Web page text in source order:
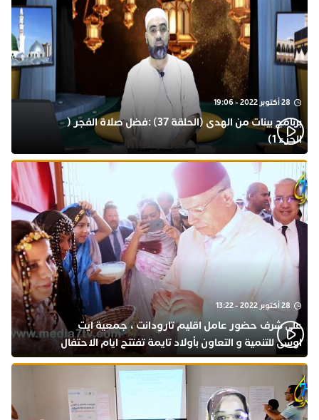
28 أكتوبر 2022 - 19:06
برنامج بينات من الهدى (الحلقة 37) :فضل صلاة الفجر (
الجزء 1)
28 أكتوبر 2022 - 13:22
على شرف حضور عامل اقليم تارودانت ، جمعية ايت
اوسى للتنمية و التعاون بأولاد تايمة تفتتح ايام الاحتفال
بذكرى المولد النبوي